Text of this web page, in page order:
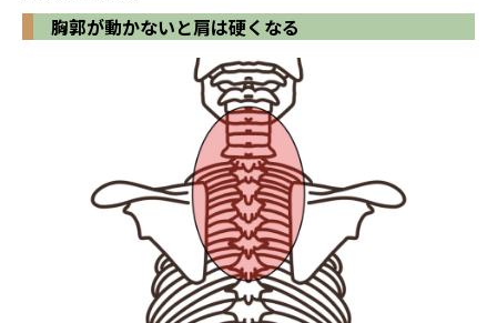
胸郭が動かないと肩は硬くなる